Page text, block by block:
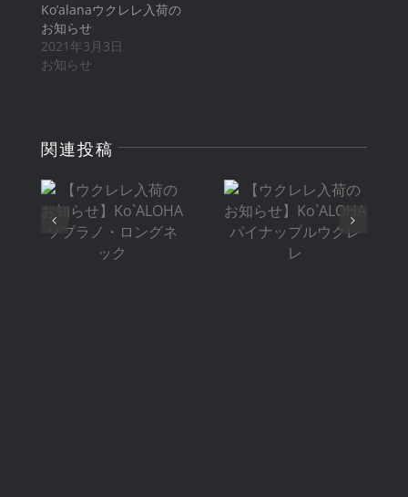
Ko’alanaウクレレ入荷の
お知らせ
2021年3月3日
お知らせ
関連投稿
【ウクレレ入
せ】
Ko`ALOHA
【ウクレレ入
せ】
Ko`ALOHA